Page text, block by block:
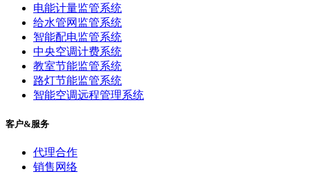
电能计量监管系统
给水管网监管系统
智能配电监管系统
中央空调计费系统
教室节能监管系统
路灯节能监管系统
智能空调远程管理系统
客户&服务
代理合作
销售网络